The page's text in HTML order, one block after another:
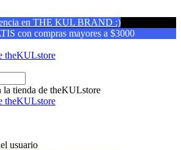
en THE KUL BRAND :)
con compras mayores a $3000